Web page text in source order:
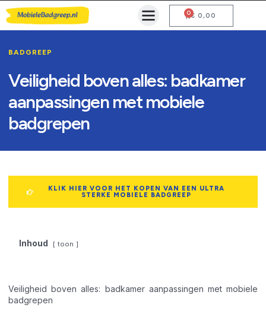
€ 0,00
0
BADGREEP
Veiligheid boven alles: badkamer
aanpassingen met mobiele
badgrepen
KLIK HIER VOOR HET KOPEN VAN EEN ULTRA
STERKE MOBIELE BADGREEP
Inhoud toon
Veiligheid boven alles: badkamer aanpassingen met mobiele
badgrepen